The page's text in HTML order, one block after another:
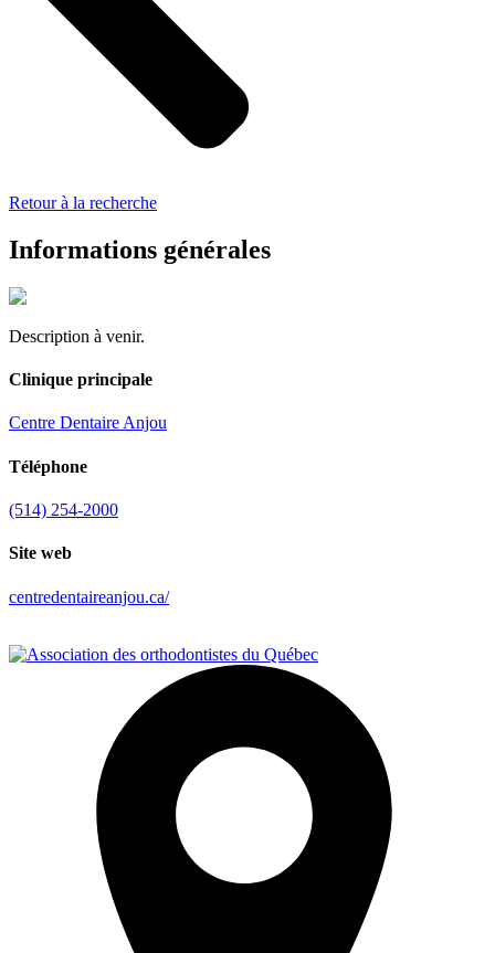
Retour à la recherche
Informations générales
Description à venir.
Clinique principale
Centre Dentaire Anjou
Téléphone
(514) 254-2000
Site web
centredentaireanjou.ca/